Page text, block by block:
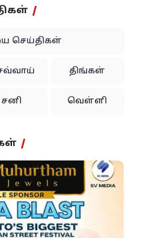
செய்திகள்
திங்கள்
சனி வெள்ளி